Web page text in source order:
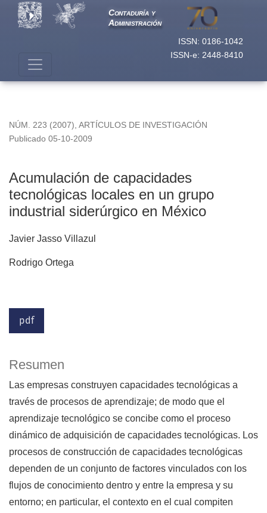
ISSN: 0186-1042
ISSN-e: 2448-8410
Contaduría y
Administración
NÚM. 223 (2007) ARTÍCULOS DE INVESTIGACIÓN
Acumulación de capacidades
tecnológicas locales en un grupo
industrial siderúrgico en México
Publicado 05-10-2009
Javier Jasso Villazul
Rodrigo Ortega
pdf
Resumen
Las empresas construyen capacidades tecnológicas a
través de procesos de aprendizaje; de modo que el
aprendizaje tecnológico se concibe como el proceso
dinámico de adquisición de capacidades tecnológicas. Los
procesos de construcción de capacidades tecnológicas
dependen de un conjunto de factores vinculados con los
flujos de conocimiento dentro y entre la empresa y su
entorno; en particular, el contexto en el cual compiten